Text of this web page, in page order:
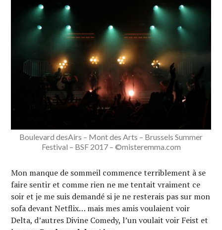
Boulevard desAirs – Mont des Arts – Brussels Summer
Festival – BSF 2017 – ©misteremma.com
Mon manque de sommeil commence terriblement à se
faire sentir et comme rien ne me tentait vraiment ce
soir et je me suis demandé si je ne resterais pas sur mon
sofa devant Netflix… mais mes amis voulaient voir
Delta, d’autres Divine Comedy, l’un voulait voir Feist et